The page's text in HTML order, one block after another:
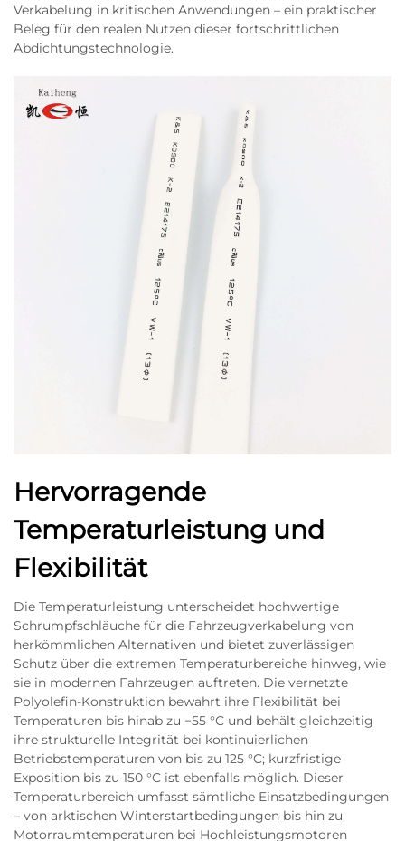
Verkabelung in kritischen Anwendungen – ein praktischer
Beleg für den realen Nutzen dieser fortschrittlichen
Abdichtungstechnologie.
Hervorragende
Temperaturleistung und
Flexibilität
Die Temperaturleistung unterscheidet hochwertige
Schrumpfschläuche für die Fahrzeugverkabelung von
herkömmlichen Alternativen und bietet zuverlässigen
Schutz über die extremen Temperaturbereiche hinweg, wie
sie in modernen Fahrzeugen auftreten. Die vernetzte
Polyolefin-Konstruktion bewahrt ihre Flexibilität bei
Temperaturen bis hinab zu −55 °C und behält gleichzeitig
ihre strukturelle Integrität bei kontinuierlichen
Betriebstemperaturen von bis zu 125 °C; kurzfristige
Exposition bis zu 150 °C ist ebenfalls möglich. Dieser
Temperaturbereich umfasst sämtliche Einsatzbedingungen
– von arktischen Winterstartbedingungen bis hin zu
Motorraumtemperaturen bei Hochleistungsmotoren